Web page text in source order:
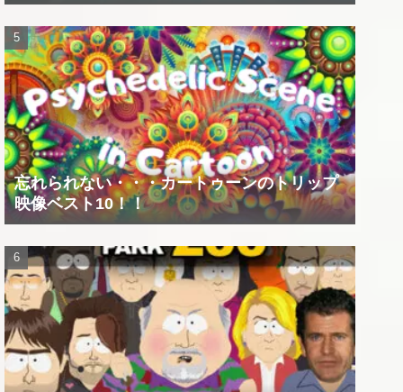
忘れられない・・・カートゥーンのトリップ
映像ベスト10！！